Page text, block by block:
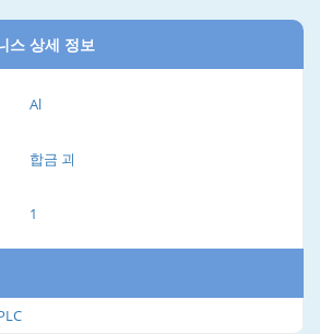
스 상세 정보
Al
합금 괴
1